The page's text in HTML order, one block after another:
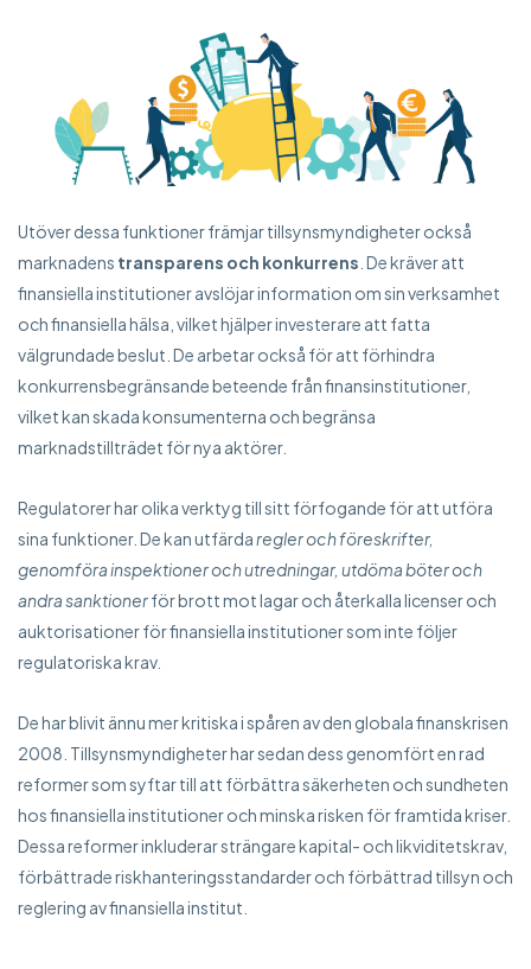
Utöver dessa funktioner främjar tillsynsmyndigheter också
marknadens transparens och konkurrens . De kräver att
finansiella institutioner avslöjar information om sin verksamhet
och finansiella hälsa, vilket hjälper investerare att fatta
välgrundade beslut. De arbetar också för att förhindra
konkurrensbegränsande beteende från finansinstitutioner,
vilket kan skada konsumenterna och begränsa
marknadstillträdet för nya aktörer.
Regulatorer har olika verktyg till sitt förfogande för att utföra
sina funktioner. De kan utfärdaregler och föreskrifter,
genomföra inspektioner och utredningar, utdöma böter och
andra sanktionerför brott mot lagar och återkalla licenser och
auktorisationer för finansiella institutioner som inte följer
regulatoriska krav.
De har blivit ännu mer kritiska i spåren av den globala finanskrisen
2008. Tillsynsmyndigheter har sedan dess genomfört en rad
reformer som syftar till att förbättra säkerheten och sundheten
hos finansiella institutioner och minska risken för framtida kriser.
Dessa reformer inkluderar strängare kapital- och likviditetskrav,
förbättrade riskhanteringsstandarder och förbättrad tillsyn och
reglering av finansiella institut.